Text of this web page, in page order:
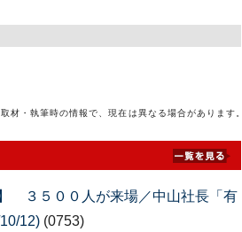
材・執筆時の情報で、現在は異なる場合があります。
３５００人が来場／中山社長「有
12) (0753)